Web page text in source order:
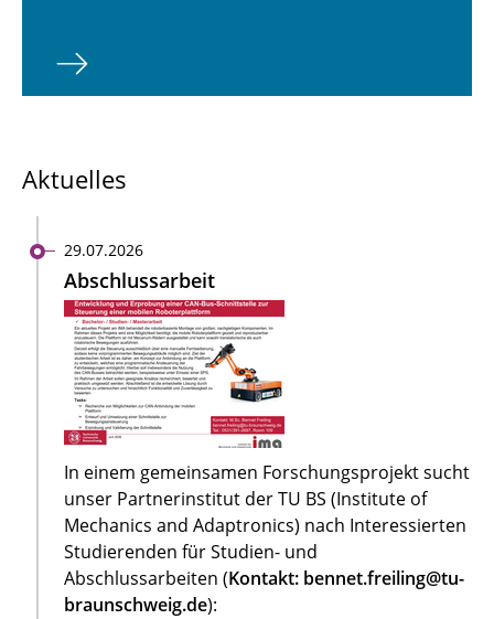
Aktuelles
29.07.2026
Abschlussarbeit
In einem gemeinsamen Forschungsprojekt sucht
unser Partnerinstitut der TU BS (Institute of
Mechanics and Adaptronics) nach Interessierten
Studierenden für Studien- und
Abschlussarbeiten (Kontakt: bennet.freiling@tu-
braunschweig.de):